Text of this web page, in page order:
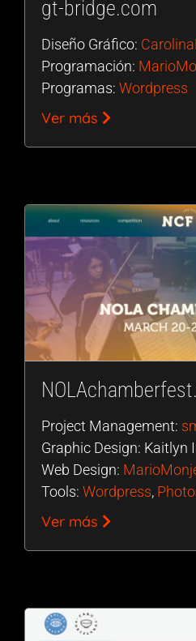
gt-bridge.com
Diseño Gráfico:
Programación:
Programas: Wordpress
Ver más
Project Management:
Graphic Design: Kaitlyn
Web Design:
Tools: Wordpress,
Ver más